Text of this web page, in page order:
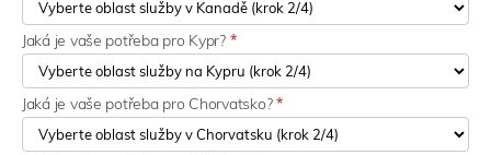
Jaká je vaše potřeba pro Kypr? *
Jaká je vaše potřeba pro Chorvatsko?*